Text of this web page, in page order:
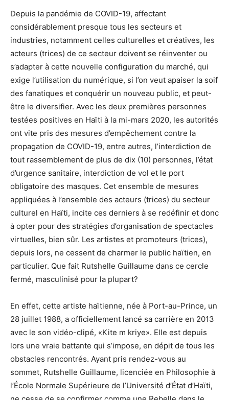
Depuis la pandémie de COVID-19, affectant
considérablement presque tous les secteurs et
industries, notamment celles culturelles et créatives, les
acteurs (trices) de ce secteur doivent se réinventer ou
s’adapter à cette nouvelle configuration du marché, qui
exige l’utilisation du numérique, si l’on veut apaiser la soif
des fanatiques et conquérir un nouveau public, et peut-
être le diversifier. Avec les deux premières personnes
testées positives en Haïti à la mi-mars 2020, les autorités
ont vite pris des mesures d’empêchement contre la
propagation de COVID-19, entre autres, l’interdiction de
tout rassemblement de plus de dix (10) personnes, l’état
d’urgence sanitaire, interdiction de vol et le port
obligatoire des masques. Cet ensemble de mesures
appliquées à l’ensemble des acteurs (trices) du secteur
culturel en Haïti, incite ces derniers à se redéfinir et donc
à opter pour des stratégies d’organisation de spectacles
virtuelles, bien sûr. Les artistes et promoteurs (trices),
depuis lors, ne cessent de charmer le public haïtien, en
particulier. Que fait Rutshelle Guillaume dans ce cercle
fermé, masculinisé pour la plupart?
En effet, cette artiste haïtienne, née à Port-au-Prince, un
28 juillet 1988, a officiellement lancé sa carrière en 2013
avec le son vidéo-clipé, «Kite m kriye». Elle est depuis
lors une vraie battante qui s’impose, en dépit de tous les
obstacles rencontrés. Ayant pris rendez-vous au
sommet, Rutshelle Guillaume, licenciée en Philosophie à
l’École Normale Supérieure de l’Université d’État d’Haïti,